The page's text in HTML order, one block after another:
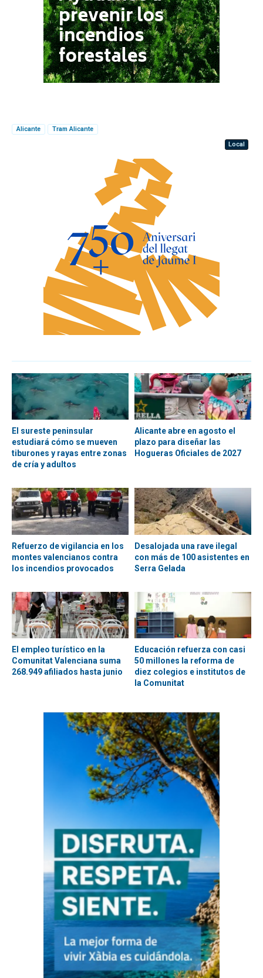
Alicante
Tram Alicante
Local
El sureste peninsular
estudiará cómo se mueven
tiburones y rayas entre zonas
de cría y adultos
Alicante abre en agosto el
plazo para diseñar las
Hogueras Oficiales de 2027
Refuerzo de vigilancia en los
montes valencianos contra
los incendios provocados
Desalojada una rave ilegal
con más de 100 asistentes en
Serra Gelada
El empleo turístico en la
Comunitat Valenciana suma
268.949 afiliados hasta junio
Educación refuerza con casi
50 millones la reforma de
diez colegios e institutos de
la Comunitat